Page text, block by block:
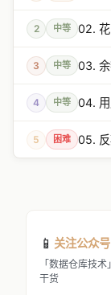
2 中等 02.
3 中等 03.
4 中等 04.
5 困难 05. 反
📱 关注公众号
「数据仓库技
干货